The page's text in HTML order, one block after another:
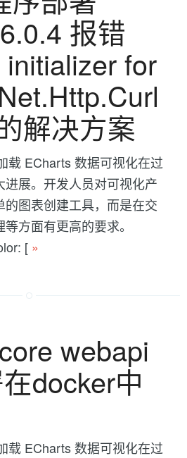
报错
for
解决方案
载 ECharts 数据可视化在过
展。开发人员对可视化产
图表创建工具，而是在交
方面有更高的要求。
[ »
webapi
docker中
载 ECharts 数据可视化在过